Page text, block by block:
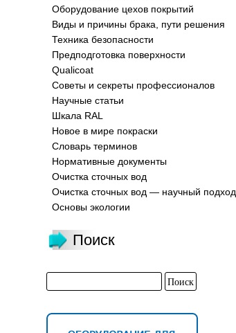
Оборудование цехов покрытий
Виды и причины брака, пути решения
Техника безопасности
Предподготовка поверхности
Qualicoat
Советы и секреты профессионалов
Научные статьи
Шкала RAL
Новое в мире покраски
Словарь терминов
Нормативные документы
Очистка сточных вод
Очистка сточных вод — научный подход
Основы экологии
Поиск